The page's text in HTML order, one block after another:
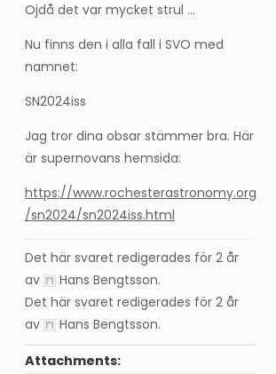
Ojdå det var mycket strul …
Nu finns den i alla fall i SVO med
namnet:
SN2024iss
Jag tror dina obsar stämmer bra. Här
är supernovans hemsida:
https://www.rochesterastronomy.org
/sn2024/sn2024iss.html
Det här svaret redigerades för 2 år
av
Hans Bengtsson.
Det här svaret redigerades för 2 år
av
Hans Bengtsson.
Attachments: